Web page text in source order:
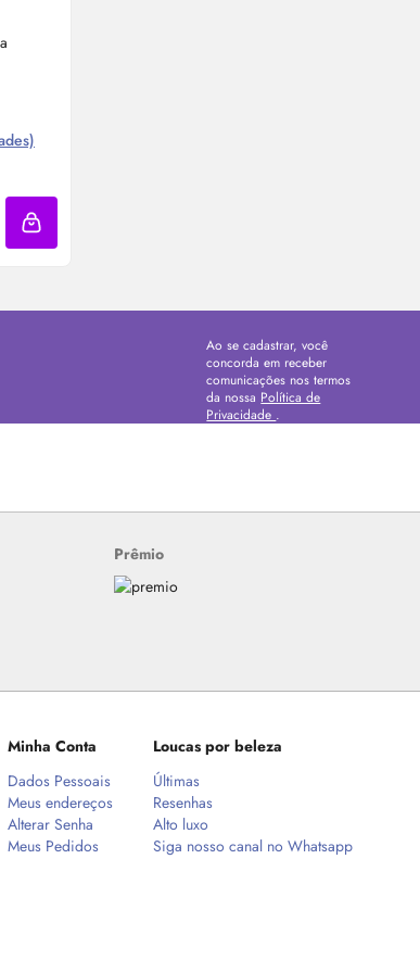
❯
Adicionar à sacola
Ao se cadastrar, você
concorda em receber
comunicações nos termos
da nossa Política de
Privacidade .
Prêmio
Minha Conta
Dados Pessoais
Meus endereços
Alterar Senha
Meus Pedidos
Loucas por beleza
Últimas
Resenhas
Alto luxo
Siga nosso canal no Whatsapp